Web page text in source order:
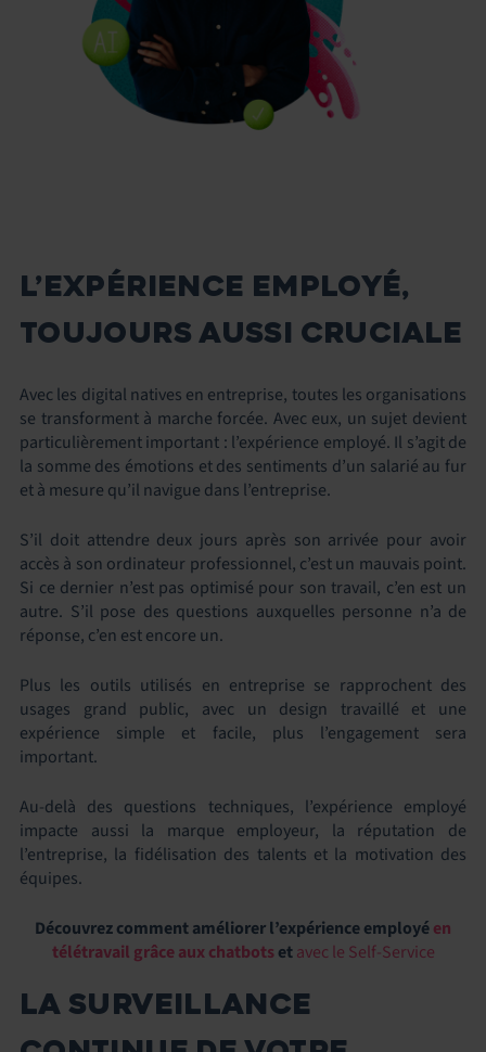
L’EXPÉRIENCE EMPLOYÉ,
TOUJOURS AUSSI CRUCIALE
Avec les digital natives en entreprise, toutes les organisations
se transforment à marche forcée. Avec eux, un sujet devient
particulièrement important : l’expérience employé. Il s’agit de
la somme des émotions et des sentiments d’un salarié au fur
et à mesure qu’il navigue dans l’entreprise.
S’il doit attendre deux jours après son arrivée pour avoir
accès à son ordinateur professionnel, c’est un mauvais point.
Si ce dernier n’est pas optimisé pour son travail, c’en est un
autre. S’il pose des questions auxquelles personne n’a de
réponse, c’en est encore un.
Plus les outils utilisés en entreprise se rapprochent des
usages grand public, avec un design travaillé et une
expérience simple et facile, plus l’engagement sera
important.
Au-delà des questions techniques, l’expérience employé
impacte aussi la marque employeur, la réputation de
l’entreprise, la fidélisation des talents et la motivation des
équipes.
Découvrez comment améliorer l’expérience employéen
télétravail grâce aux chatbotsetavec le Self-Service
LA SURVEILLANCE